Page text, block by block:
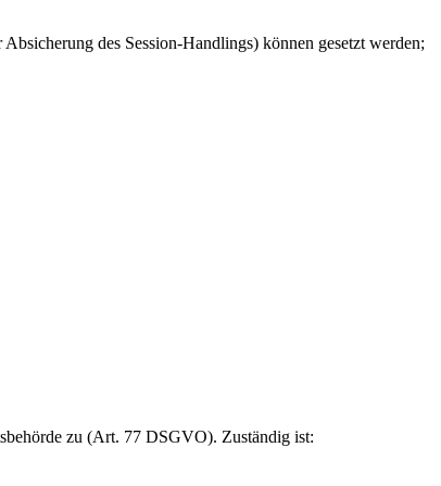
des Session-Handlings) können gesetzt werden;
zu (Art. 77 DSGVO). Zuständig ist: